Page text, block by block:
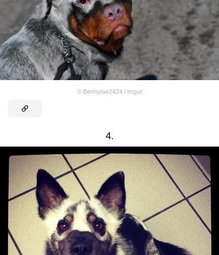
© Bennyrae2424 / Imgur
4.